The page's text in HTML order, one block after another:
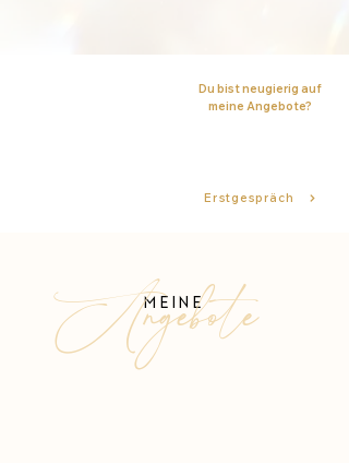
MEINE
Angebote
Du bist neugierig auf
meine Angebote?
Erstgespräch